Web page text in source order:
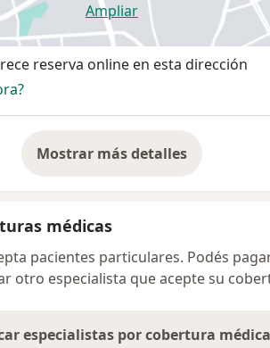
Ampliarse abre en una nueva
reserva online en esta dirección
Mostrar más detalles
sobre la dirección
médicas
pacientes particulares. Podés
otro especialista que acepte su
especialistas por cobertura médica